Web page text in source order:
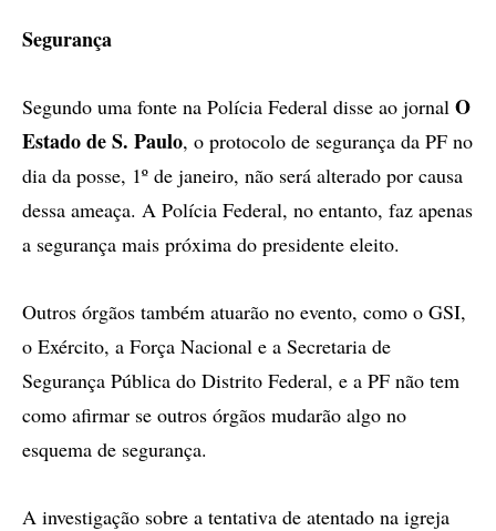
Segurança
Segundo uma fonte na Polícia Federal disse ao jornal O
Estado de S. Paulo, o protocolo de segurança da PF no
dia da posse, 1º de janeiro, não será alterado por causa
dessa ameaça. A Polícia Federal, no entanto, faz apenas
a segurança mais próxima do presidente eleito.
Outros órgãos também atuarão no evento, como o GSI,
o Exército, a Força Nacional e a Secretaria de
Segurança Pública do Distrito Federal, e a PF não tem
como afirmar se outros órgãos mudarão algo no
esquema de segurança.
A investigação sobre a tentativa de atentado na igreja